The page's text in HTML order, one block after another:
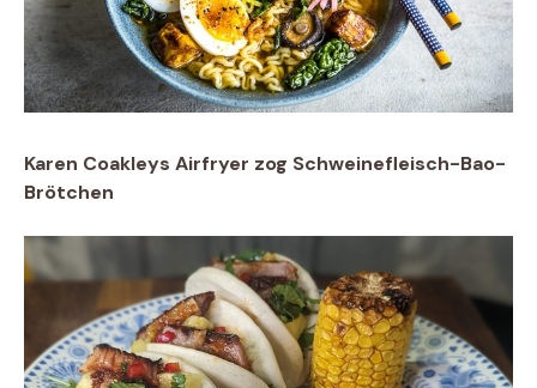
Karen Coakleys Airfryer zog Schweinefleisch-Bao-
Brötchen